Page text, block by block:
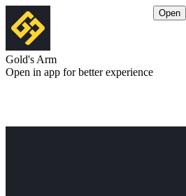
Gold's Arm
Open in app for better experience
Open